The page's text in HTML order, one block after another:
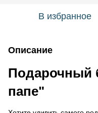
В избранное
Описание
Подарочный
папе"